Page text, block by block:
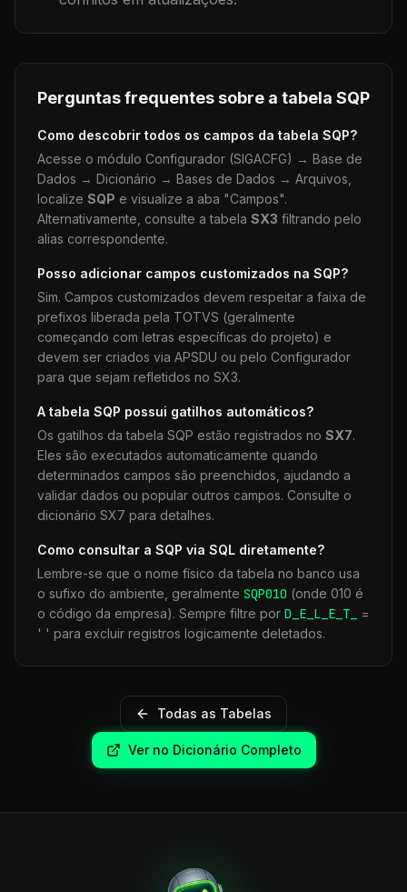
Perguntas frequentes sobre a tabela SQP
Como descobrir todos os campos da tabela SQP?
Acesse o módulo Configurador (SIGACFG) → Base de
Dados → Dicionário → Bases de Dados → Arquivos,
localize SQP e visualize a aba "Campos".
Alternativamente, consulte a tabela SX3 filtrando pelo
alias correspondente.
Posso adicionar campos customizados na SQP?
Sim. Campos customizados devem respeitar a faixa de
prefixos liberada pela TOTVS (geralmente
começando com letras específicas do projeto) e
devem ser criados via APSDU ou pelo Configurador
para que sejam refletidos no SX3.
A tabela SQP possui gatilhos automáticos?
Os gatilhos da tabela SQP estão registrados no SX7.
Eles são executados automaticamente quando
determinados campos são preenchidos, ajudando a
validar dados ou popular outros campos. Consulte o
dicionário SX7 para detalhes.
Como consultar a SQP via SQL diretamente?
Lembre-se que o nome físico da tabela no banco usa
o sufixo do ambiente, geralmente SQP010 (onde 010 é
o código da empresa). Sempre filtre por D_E_L_E_T_
=
' ' para excluir registros logicamente deletados.
Todas as Tabelas
Ver no Dicionário Completo